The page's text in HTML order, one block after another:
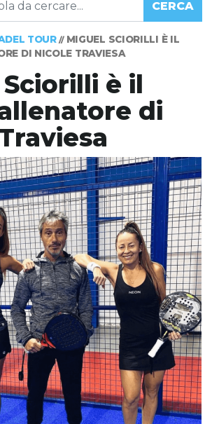
CERCA
TOUR// MIGUEL SCIORILLI È IL
DI NICOLE TRAVIESA
è il
di